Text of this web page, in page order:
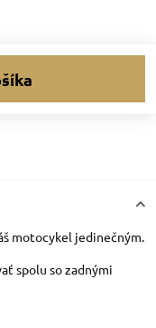
motocykel jedinečným.
spolu so zadnými